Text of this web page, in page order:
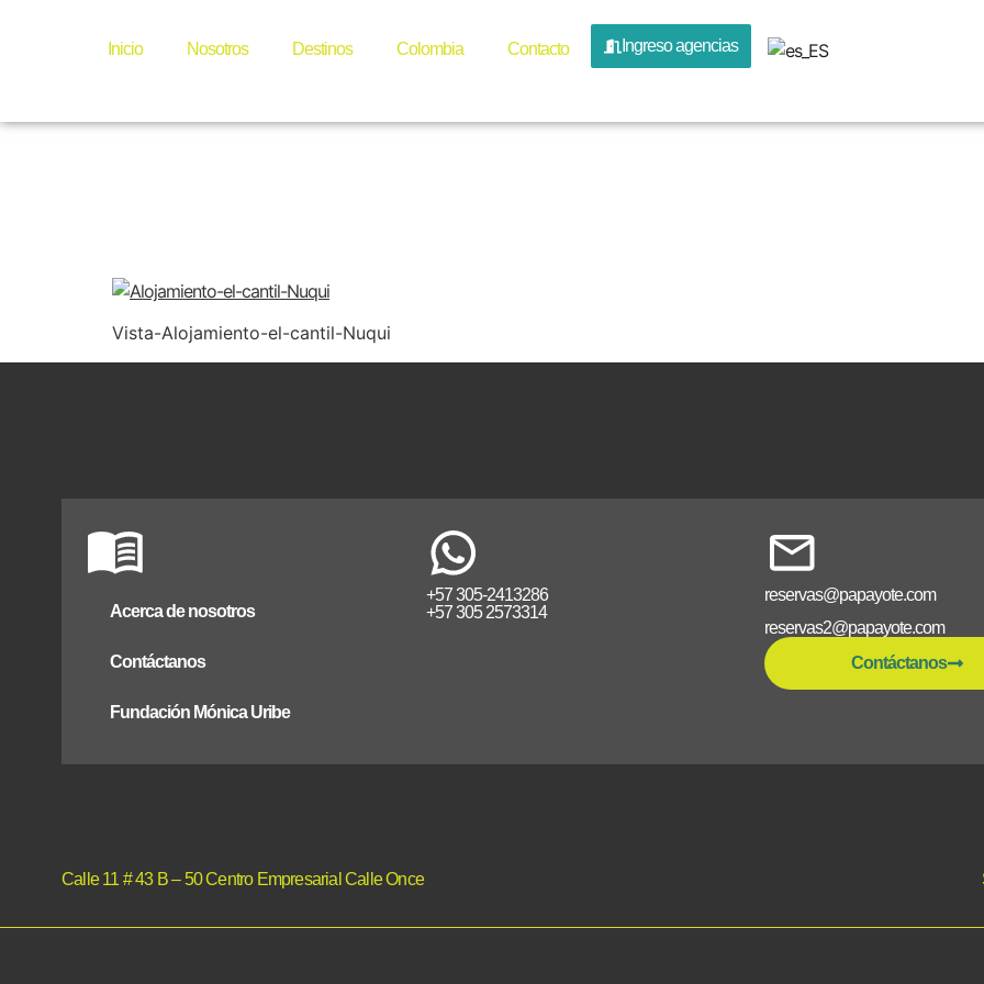
Inicio Nosotros Destinos Colombia Contacto Ingreso agencias
Alojamiento-el-
Vista-Alojamiento-el-cantil-Nuqui
Acerca de nosotros
Contáctanos
Fundación Mónica Uribe
+57 305-2413286
+57 305 2573314
reservas@papayote.com
reservas2@papayote.com
Contáctanos
Calle 11 # 43 B – 50 Centro Empresarial Calle Once